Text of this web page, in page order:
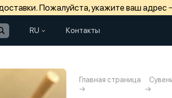
Пожалуйста, укажите ваш адрес
RU Контакты
Главная страница